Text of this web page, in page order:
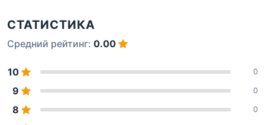
СТАТИСТИКА
Средний рейтинг: 0.00
10 0
9 0
8 0